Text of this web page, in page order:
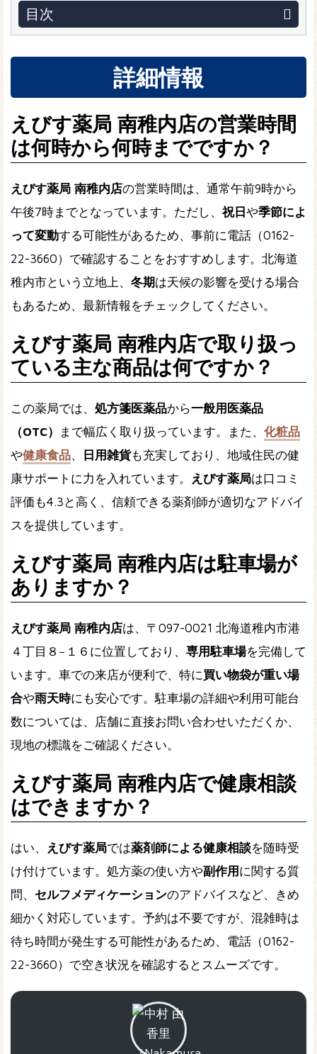
目次
詳細情報
えびす薬局 南稚内店の営業時間
は何時から何時までですか？
えびす薬局 南稚内店の営業時間は、通常午前9時から
午後7時までとなっています。ただし、祝日や季節によ
って変動する可能性があるため、事前に電話（0162-
22-3660）で確認することをおすすめします。北海道
稚内市という立地上、 冬期は天候の影響を受ける場合
もあるため、最新情報をチェックしてください。
えびす薬局 南稚内店で取り扱っ
ている主な商品は何ですか？
この薬局では、 処方箋医薬品から一般用医薬品
（OTC）
まで幅広く取り扱っています。また、 化粧品
や健康食品、 日用雑貨も充実しており、地域住民の健
康サポートに力を入れています。
えびす薬局は口コミ
評価も4.3と高く、信頼できる薬剤師が適切なアドバイ
スを提供しています。
えびす薬局 南稚内店は駐車場が
ありますか？
えびす薬局 南稚内店は、〒097-0021 北海道稚内市港
４丁目８−１６に位置しており、 専用駐車場を完備して
います。車での来店が便利で、特に買い物袋が重い場
合や雨天時にも安心です。駐車場の詳細や利用可能台
数については、店舗に直接お問い合わせいただくか、
現地の標識をご確認ください。
えびす薬局 南稚内店で健康相談
はできますか？
はい、 えびす薬局では薬剤師による健康相談を随時受
け付けています。処方薬の使い方や副作用に関する質
問、 セルフメディケーションのアドバイスなど、きめ
細かく対応しています。予約は不要ですが、混雑時は
待ち時間が発生する可能性があるため、電話（0162-
22-3660）で空き状況を確認するとスムーズです。